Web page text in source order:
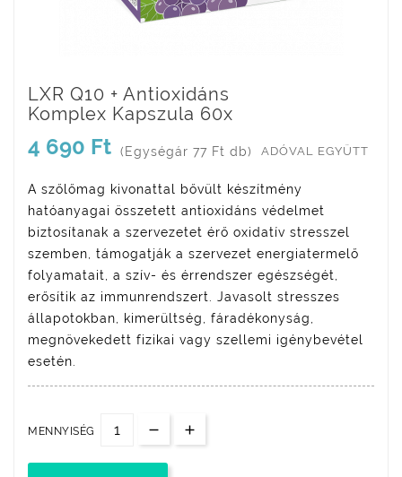
LXR Q10 + Antioxidáns
Komplex Kapszula 60x
4 690 Ft (Egységár 77 Ft db) ADÓVAL EGYÜTT
A szőlőmag kivonattal bővült készítmény
hatóanyagai összetett antioxidáns védelmet
biztosítanak a szervezetet érő oxidatív stresszel
szemben, támogatják a szervezet energiatermelő
folyamatait, a szív- és érrendszer egészségét,
erősítik az immunrendszert. Javasolt stresszes
állapotokban, kimerültség, fáradékonyság,
megnövekedett fizikai vagy szellemi igénybevétel
esetén.
MENNYISÉG